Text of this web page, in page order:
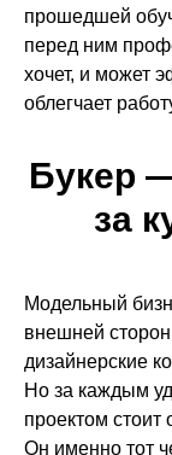
прошедшей
перед ним
хочет, и может
облегчает
Букер
за
Модельный
внешней
дизайнерские
Но за каждым
проектом
Он именно тот